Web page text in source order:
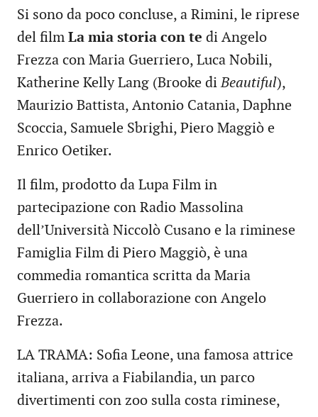
Si sono da poco concluse, a Rimini, le riprese
del film La mia storia con te di Angelo
Frezza con Maria Guerriero, Luca Nobili,
Katherine Kelly Lang (Brooke diBeautiful),
Maurizio Battista, Antonio Catania, Daphne
Scoccia, Samuele Sbrighi, Piero Maggiò e
Enrico Oetiker.
Il film, prodotto da Lupa Film in
partecipazione con Radio Massolina
dell’Università Niccolò Cusano e la riminese
Famiglia Film di Piero Maggiò, è una
commedia romantica scritta da Maria
Guerriero in collaborazione con Angelo
Frezza.
LA TRAMA: Sofia Leone, una famosa attrice
italiana, arriva a Fiabilandia, un parco
divertimenti con zoo sulla costa riminese,